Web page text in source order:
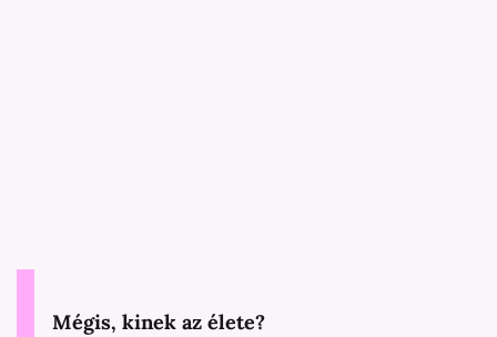
Mégis, kinek az élete?